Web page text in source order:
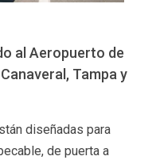
al Aeropuerto de
Tampa y
diseñadas para
de puerta a